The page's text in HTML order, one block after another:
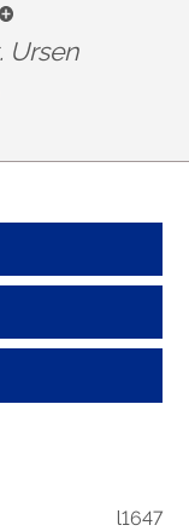
Ursen
l1647